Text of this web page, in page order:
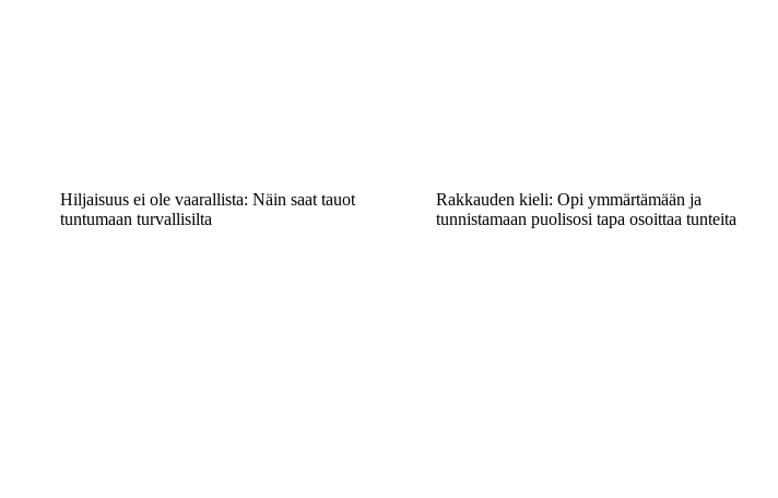
Hiljaisuus ei ole vaarallista: Näin saat tauot
tuntumaan turvallisilta
Rakkauden kieli: Opi ymmärtämään ja
tunnistamaan puolisosi tapa osoittaa tunteita